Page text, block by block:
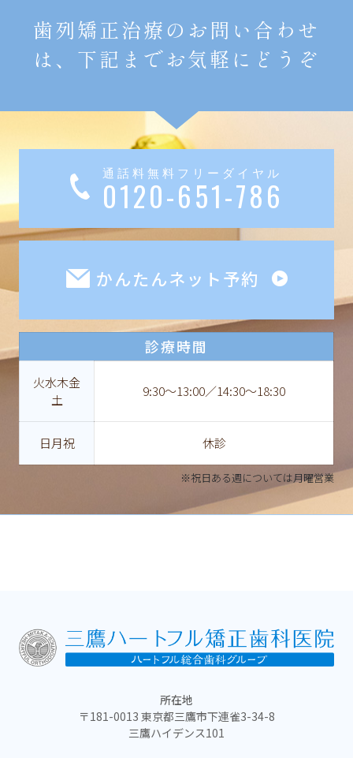
歯列矯正治療のお問い合わせ
は、下記までお気軽にどうぞ
通話料無料フリーダイヤル
0120-651-786
かんたんネット予約
診療時間
火水木金
土
9:30〜13:00／14:30〜18:30
日月祝 休診
※祝日ある週については月曜営業
所在地
〒181-0013 東京都三鷹市下連雀3-34-8
三鷹ハイデンス101